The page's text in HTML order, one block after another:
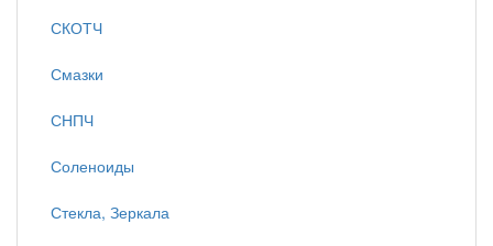
СКОТЧ
Смазки
СНПЧ
Соленоиды
Стекла, Зеркала